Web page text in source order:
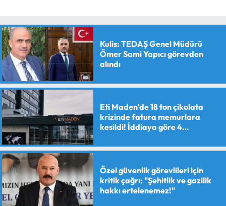
Kulis: TEDAŞ Genel Müdürü
Ömer Sami Yapıcı görevden
alındı
Eti Maden'de 18 ton çikolata
krizinde fatura memurlara
kesildi! İddiaya göre 4
verildi
Özel güvenlik görevlileri için
kritik çağrı: "Şehitlik ve gazilik
hakkı ertelenemez!"